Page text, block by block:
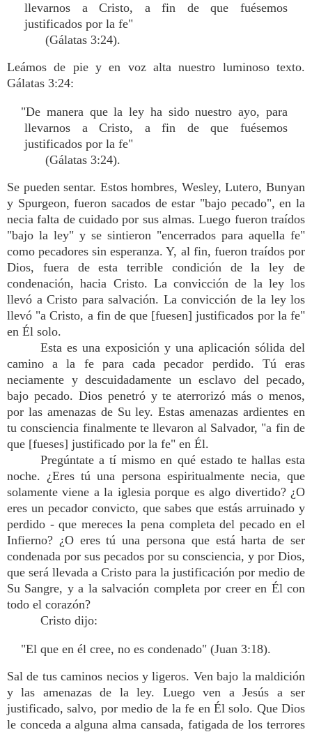
llevarnos a Cristo, a fin de que fuésemos
justificados por la fe"
(Gálatas 3:24).
Leámos de pie y en voz alta nuestro luminoso texto.
Gálatas 3:24:
"De manera que la ley ha sido nuestro ayo, para
llevarnos a Cristo, a fin de que fuésemos
justificados por la fe"
(Gálatas 3:24).
Se pueden sentar. Estos hombres, Wesley, Lutero, Bunyan
y Spurgeon, fueron sacados de estar "bajo pecado", en la
necia falta de cuidado por sus almas. Luego fueron traídos
"bajo la ley" y se sintieron "encerrados para aquella fe"
como pecadores sin esperanza. Y, al fin, fueron traídos por
Dios, fuera de esta terrible condición de la ley de
condenación, hacia Cristo. La convicción de la ley los
llevó a Cristo para salvación. La convicción de la ley los
llevó "a Cristo, a fin de que [fuesen] justificados por la fe"
en Él solo.
Esta es una exposición y una aplicación sólida del
camino a la fe para cada pecador perdido. Tú eras
neciamente y descuidadamente un esclavo del pecado,
bajo pecado. Dios penetró y te aterrorizó más o menos,
por las amenazas de Su ley. Estas amenazas ardientes en
tu consciencia finalmente te llevaron al Salvador, "a fin de
que [fueses] justificado por la fe" en Él.
Pregúntate a tí mismo en qué estado te hallas esta
noche. ¿Eres tú una persona espiritualmente necia, que
solamente viene a la iglesia porque es algo divertido? ¿O
eres un pecador convicto, que sabes que estás arruinado y
perdido - que mereces la pena completa del pecado en el
Infierno? ¿O eres tú una persona que está harta de ser
condenada por sus pecados por su consciencia, y por Dios,
que será llevada a Cristo para la justificación por medio de
Su Sangre, y a la salvación completa por creer en Él con
todo el corazón?
Cristo dijo:
"El que en él cree, no es condenado" (Juan 3:18).
Sal de tus caminos necios y ligeros. Ven bajo la maldición
y las amenazas de la ley. Luego ven a Jesús a ser
justificado, salvo, por medio de la fe en Él solo. Que Dios
le conceda a alguna alma cansada, fatigada de los terrores